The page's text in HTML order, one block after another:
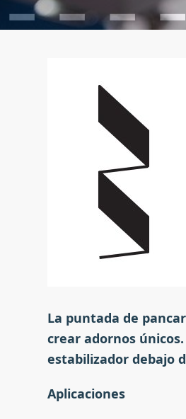
La puntada de
crear adornos
estabilizador debajo
Aplicaciones